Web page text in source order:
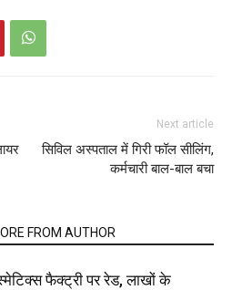
Next article
सिविल अस्पताल में गिरी फॉल सीलिंग,
कर्मचारी बाल-बाल बचा
FROM AUTHOR
फैक्ट्री पर रेड, लाखों के